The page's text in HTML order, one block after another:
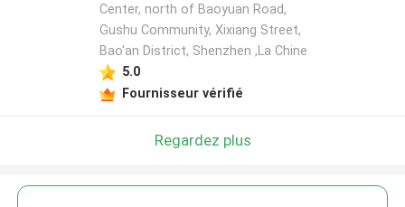
Center, north of Baoyuan Road,
Gushu Community, Xixiang Street,
Bao'an District, Shenzhen ,La Chine
5.0
Fournisseur vérifié
Regardez plus